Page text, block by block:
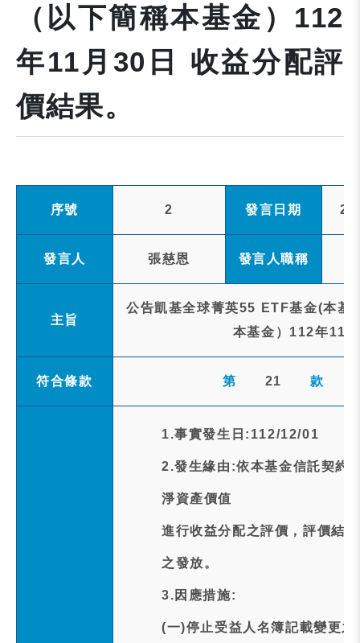
（以下簡稱本基金）112
年11月30日 收益分配評
價結果。
序號 2 發言日期
發言人 張慈恩 發言人職稱
主旨
公告凱基全球菁英55 ETF基金(本基
本基金）112年11
符合條款 第 21 款
1.事實發生日:112/12/01
2.發生緣由:依本基金信託契約
淨資產價值
進行收益分配之評價，評價結
之發放。
3.因應措施:
(一)停止受益人名簿記載變更